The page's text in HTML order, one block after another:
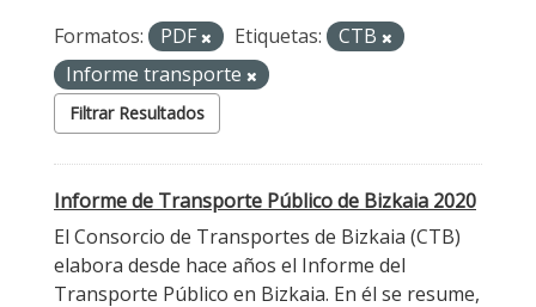
Formatos: PDF Etiquetas:
CTB
Informe transporte
Filtrar Resultados
Informe de Transporte Público de Bizkaia 2020
El Consorcio de Transportes de Bizkaia (CTB)
elabora desde hace años el Informe del
Transporte Público en Bizkaia. En él se resume,